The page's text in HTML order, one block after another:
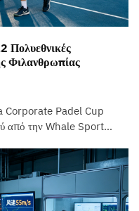
Φιλανθρωπίας
Corporate Padel Cup
από την Whale Sport
12 πολυεθνικές
Google, Unilever και